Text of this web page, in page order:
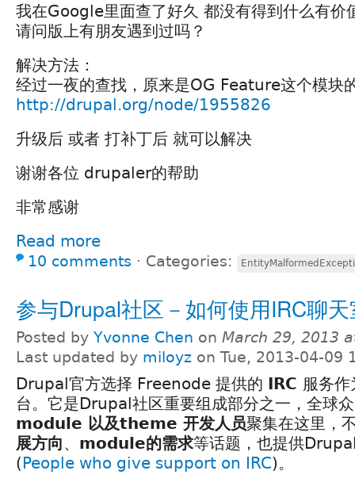
我在Google里面查了好久 都没有得到什么有价
请问版上有朋友遇到过吗？
解决方法：
经过一夜的查找，原来是OG Feature这个模块
http://drupal.org/node/1955826
升级后 或者 打补丁后 就可以解决
谢谢各位 drupaler的帮助
非常感谢
Read more
10 comments ⋅ Categories:
参与Drupal社区－如何使用IRC聊
Posted by Yvonne Chen on March 29, 2013
Last updated by miloyz on Tue, 2013-04-09
Drupal官方选择 Freenode 提供的 IRC 服务
台。它是Drupal社区重要组成部分之一，全球
module 以及theme 开发人员聚集在这里，
展方向、 module的需求等话题，也提供
(People who give support on IRC)。